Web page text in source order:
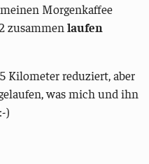
Morgenkaffee
zusammenlaufen
Kilometer reduziert, aber
was mich und ihn